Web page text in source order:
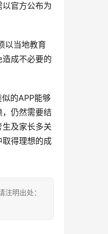
官方公布为
成不必要的
仍然需要结
及家长多关
得理想的成
注明出处：